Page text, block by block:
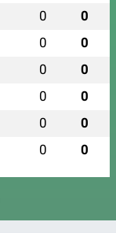
0 0
0 0
0 0
0 0
0 0
0 0